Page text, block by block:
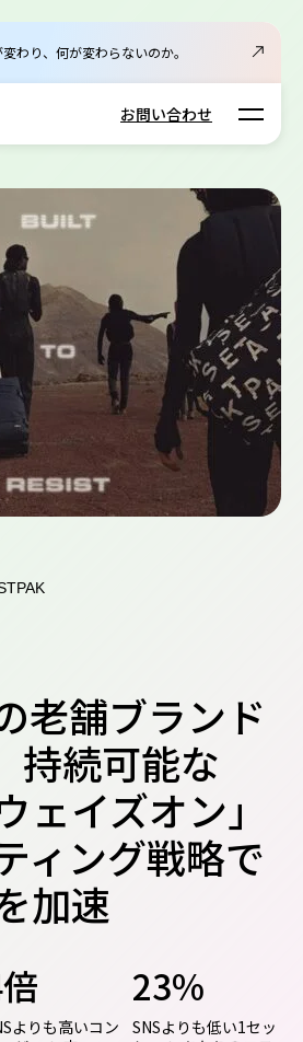
わり、何が変わらないのか。
お問い合わせ Open
老舗ブランド
持続可能な
ェイズオン」
ィング戦略で
加速
よりも高いコン
23%
SNSよりも低い1セッ